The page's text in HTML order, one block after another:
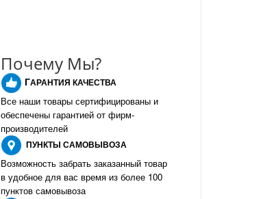
Почему Мы?
ГАРАНТИЯ КАЧЕСТВА
Все наши товары сертифицированы и
обеспечены гарантией от фирм-
производителей
ПУНКТЫ САМОВЫВОЗА
Возможность забрать заказанный товар
в удобное для вас время из более 100
пунктов самовывоза